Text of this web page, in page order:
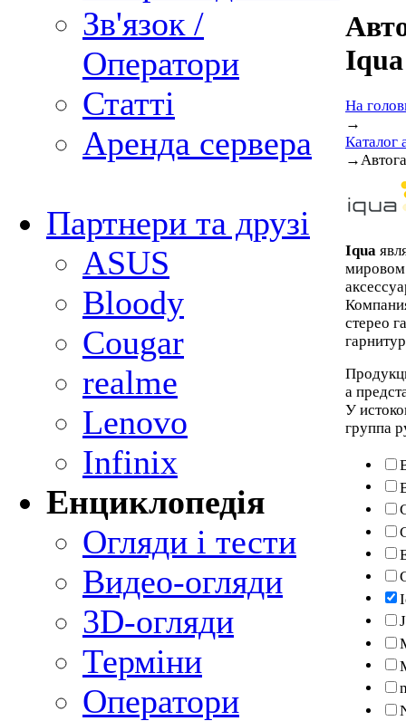
Зв'язок /
Оператори
Статті
Аренда сервера
Партнери та друзі
ASUS
Bloody
Cougar
realme
Lenovo
Infinix
Енциклопедія
Огляди і тести
Видео-огляди
3D-огляди
Терміни
Оператори
На
→
Каталог
→
Iqua
мировом
стерео
а
У
группа